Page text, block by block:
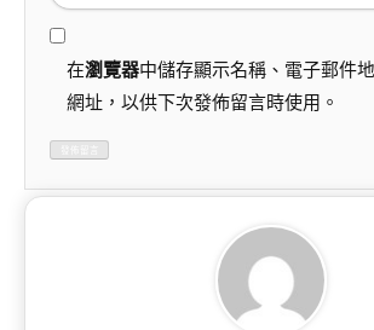
在瀏覽器中儲存顯示名稱、電子郵件
網址，以供下次發佈留言時使用。